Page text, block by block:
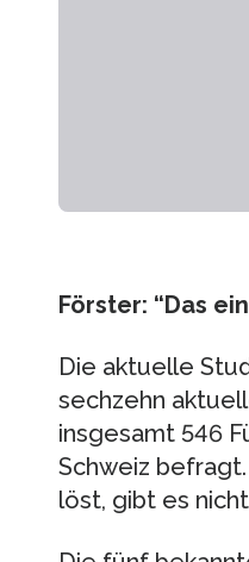
Förster: “Das
Die aktuelle
sechzehn
insgesamt 546
Schweiz
löst, gibt es